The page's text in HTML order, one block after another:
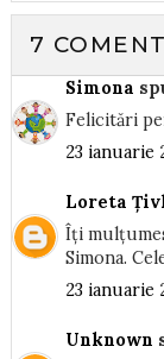
7
Simona
Felicitări
23 ianuarie
Loreta
Îți
Simona.
23 ianuarie
Unknown